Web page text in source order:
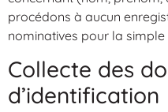
procédons à aucun
nominatives pour la simple
Collecte des
d’identification